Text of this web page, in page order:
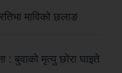
माविको छलाङ
: बुवाको मृत्यु छोरा घाइते